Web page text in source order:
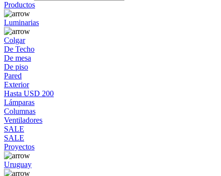
Productos
Luminarias
Colgar
De Techo
De mesa
De piso
Pared
Exterior
Hasta USD 200
Lámparas
Columnas
Ventiladores
SALE
SALE
Proyectos
Uruguay